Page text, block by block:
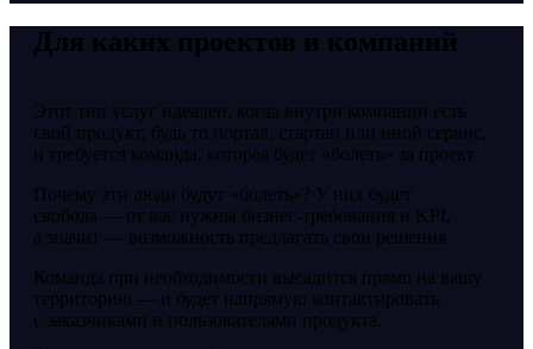
Для каких проектов и компаний
Этот тип услуг идеален, когда внутри компании есть
свой продукт, будь то портал, стартап или иной сервис,
и требуется команда, которая будет «болеть» за проект.
Почему эти люди будут «болеть»? У них будет
свобода — от вас нужны бизнес-требования и KPI,
а значит — возможность предлагать свои решения.
Команда при необходимости высадится прямо на вашу
территорию — и будет напрямую контактировать
с заказчиками и пользователями продукта.